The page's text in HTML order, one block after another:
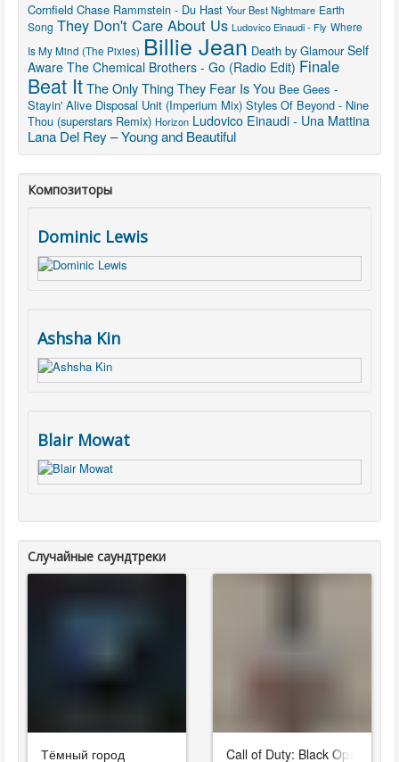
Cornfield Chase Rammstein - Du Hast Your Best Nightmare Earth
Song They Don't Care About Us Ludovico Einaudi - Fly Where
Is My Mind (The Pixies) Billie Jean Death by Glamour Self
Aware The Chemical Brothers - Go (Radio Edit) Finale
Beat ItThe Only Thing They Fear Is You Bee Gees -
Stayin' Alive Disposal Unit (Imperium Mix) Styles Of Beyond - Nine
Thou (superstars Remix) Horizon Ludovico Einaudi - Una Mattina
Lana Del Rey – Young and Beautiful
Композиторы
Dominic Lewis
Ashsha Kin
Blair Mowat
Случайные саундтреки
Тёмный город Call of Duty: Black Ops Cold